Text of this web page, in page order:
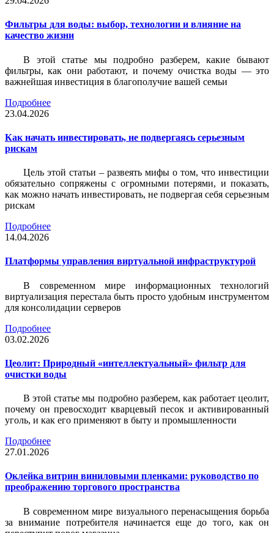
Фильтры для воды: выбор, технологии и влияние на
качество жизни
В этой статье мы подробно разберем, какие бывают
фильтры, как они работают, и почему очистка воды — это
важнейшая инвестиция в благополучие вашей семьи
Подробнее
23.04.2026
Как начать инвестировать, не подвергаясь серьезным
рискам
Цель этой статьи – развеять мифы о том, что инвестиции
обязательно сопряжены с огромными потерями, и показать,
как можно начать инвестировать, не подвергая себя серьезным
рискам
Подробнее
14.04.2026
Платформы управления виртуальной инфраструктурой
В современном мире информационных технологий
виртуализация перестала быть просто удобным инструментом
для консолидации серверов
Подробнее
03.02.2026
Цеолит: Природный «интеллектуальный» фильтр для
очистки воды
В этой статье мы подробно разберем, как работает цеолит,
почему он превосходит кварцевый песок и активированный
уголь, и как его применяют в быту и промышленности
Подробнее
27.01.2026
Оклейка витрин виниловыми пленками: руководство по
преображению торгового пространства
В современном мире визуального перенасыщения борьба
за внимание потребителя начинается еще до того, как он